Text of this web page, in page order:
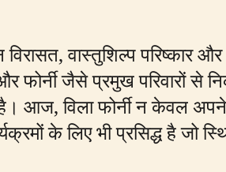
वास्तुशिल्प परिष्कार
फोर्नी जैसे प्रमुख परिवारों से
है। आज, विला फोर्नी न केवल
के लिए भी प्रसिद्ध है जो